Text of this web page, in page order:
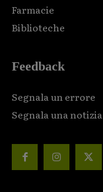
Farmacie
Biblioteche
Feedback
Segnala un errore
Segnala una notizia